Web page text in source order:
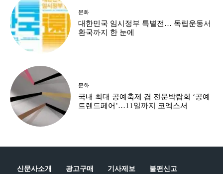
문화
대한민국 임시정부 특별전… 독립운동서
환국까지 한 눈에
문화
국내 최대 공예축제 겸 전문박람회 ‘공예
트렌드페어’…11일까지 코엑스서
신문사소개 광고구매 기사제보 불편신고